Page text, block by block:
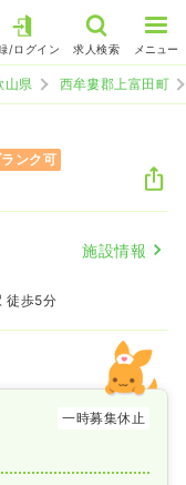
/ログイン 求人検索 メニュー
山県 西牟婁郡上富田町
ンク可
施設情報
徒歩5分
一時募集休止